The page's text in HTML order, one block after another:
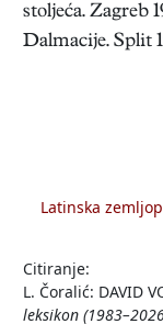
stoljeća. Zagreb
Dalmacije. Split
Latinska
Citiranje:
L. Čoralić: DAVID
leksikon